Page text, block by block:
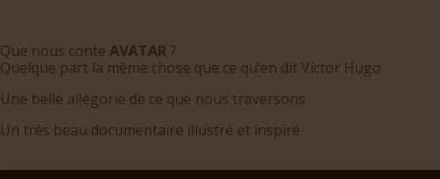
Que nous conte AVATAR ?
Quelque part la même chose que ce qu’en dit Victor Hugo
Une belle allégorie de ce que nous traversons
Un très beau documentaire illustré et inspiré